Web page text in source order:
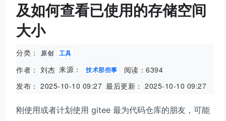
及如何查看已使用的存储空间
大小
分类： 原创 工具
作者： 刘杰 来源： 技术那些事
阅读：6394
发布： 2025-10-10 09:27 最后更新： 2025-10-10 09:27
刚使用或者计划使用 gitee 最为代码仓库的朋友，可能